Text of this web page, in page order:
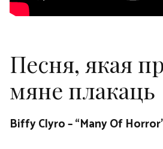
Песня, якая
мяне плакаць
Biffy Clyro – “Many Of